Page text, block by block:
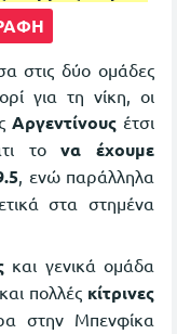
στις δύο ομάδες
για τη νίκη, οι
Αργεντίνους έτσι
τονα έχουμε
, ενώ παράλληλα
στα στημένα
και γενικά ομάδα
πολλές κίτρινες
στην Μπενφίκα